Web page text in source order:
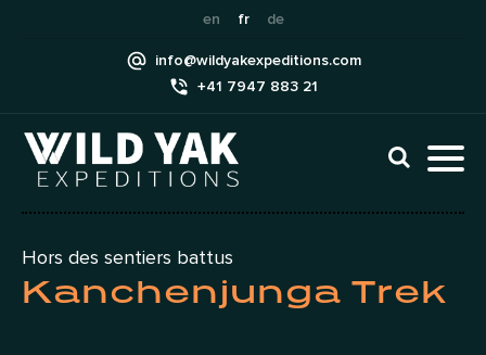
en fr de
info@wildyakexpeditions.com
+41 7947 883 21
TO
Hors des sentiers battus
Kanchenjunga Trek